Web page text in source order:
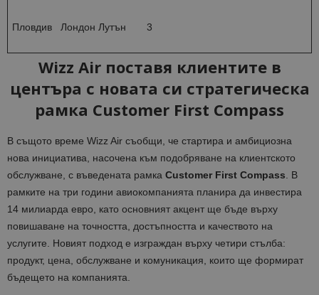
Пловдив Лондон Лутън 3
Wizz Air поставя клиентите в
центъра с новата си стратегическа
рамка Customer First Compass
В същото време Wizz Air съобщи, че стартира и амбициозна
нова инициатива, насочена към подобряване на клиентското
обслужване, с въведената рамка Customer First Compass . В
рамките на три години авиокомпанията планира да инвестира
14 милиарда евро, като основният акцент ще бъде върху
повишаване на точността, достъпността и качеството на
услугите. Новият подход е изграждан върху четири стълба:
продукт, цена, обслужване и комуникация, които ще формират
бъдещето на компанията.